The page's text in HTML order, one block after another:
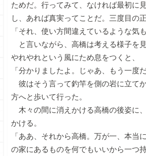
ためだ。行ってみて、なければ最初に
し、あれば真実ってことだ。三度目の正
「それ、使い方間違えているような気
と言いながら、高橋は考える様子を見
やれやれという風にため息をつくと、
「分かりましたよ。じゃあ、もう一度
彼はそう言って釣竿を側の岩に立て
方へと歩いて行った。
木々の間に消えかける高橋の後姿に
かける。
「ああ、それから高橋。万が一、本当
の家にあるものを何でもいいから一つ